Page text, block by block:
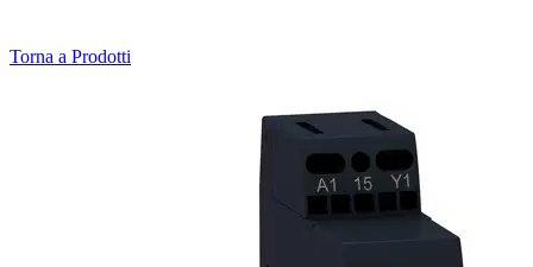
Torna a Prodotti